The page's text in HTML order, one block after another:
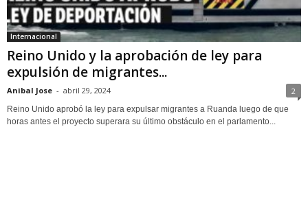
Internacional
Reino Unido y la aprobación de ley para
expulsión de migrantes...
Anibal Jose - abril 29, 2024 2
Reino Unido aprobó la ley para expulsar migrantes a Ruanda luego de que
horas antes el proyecto superara su último obstáculo en el parlamento...